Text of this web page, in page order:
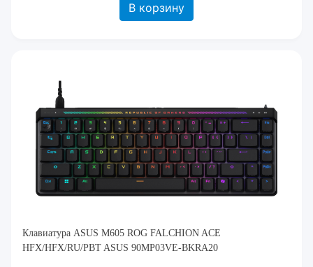
В корзину
Клавиатура ASUS M605 ROG FALCHION ACE
HFX/HFX/RU/PBT ASUS 90MP03VE-BKRA20